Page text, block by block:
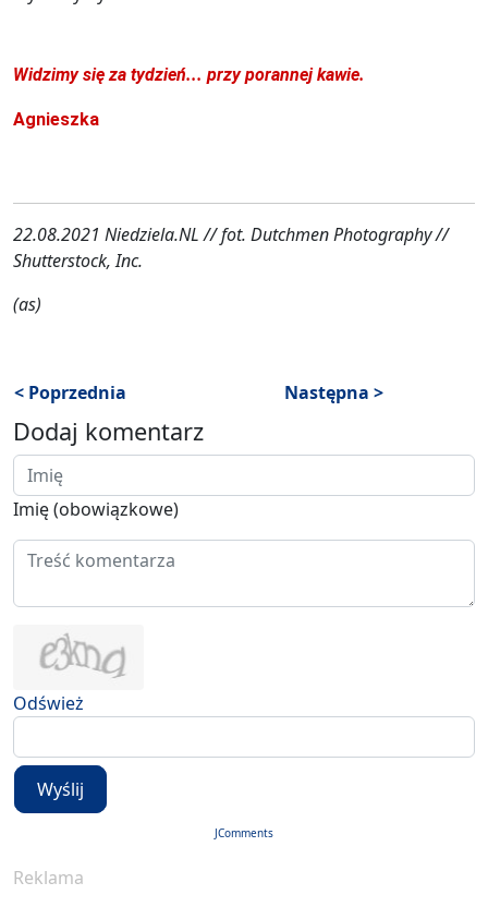
Widzimy się za tydzień... przy porannej kawie.
Agnieszka
22.08.2021 Niedziela.NL // fot. Dutchmen Photography //
Shutterstock, Inc.
(as)
< Poprzednia Następna >
Dodaj komentarz
Imię (obowiązkowe)
Odśwież
Wyślij
JComments
Reklama